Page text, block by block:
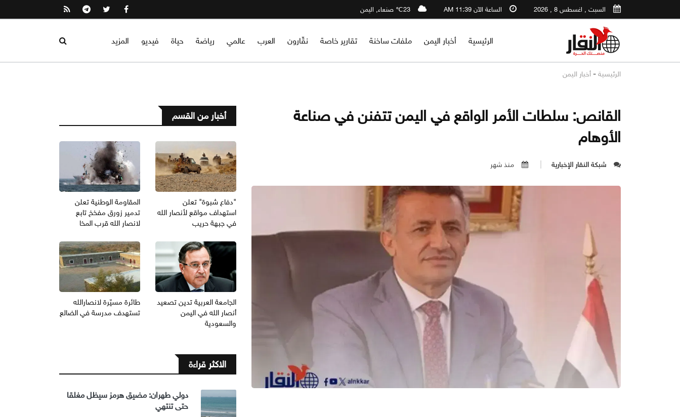
السبت , اغسطس 8 , 2026 الساعة الآن 11:39 AM 23℃ صنعاء, اليمن
الرئيسية أخبار اليمن ملفات ساخنة تقارير خاصة نقّارون العرب عالمي رياضة حياة فيديو المزيد
الرئيسية - أخبار اليمن
القانص: سلطات الأمر الواقع في اليمن تتفنن في صناعة
الأوهام
شبكة النقار الإخبارية منذ شهر
أخبار من القسم
"دفاع شبوة" تعلن
استهداف مواقع لأنصار الله
في جبهة حريب
المقاومة الوطنية تعلن
تدمير زورق مفخخ تابع
لانصار الله قرب المخا
الجامعة العربية تدين تصعيد
أنصار الله في اليمن
والسعودية
طائرة مسيّرة لانصارالله
تستهدف مدرسة في الضالع
الاكثر قراءة
دولي طهران: مضيق هرمز سيظل مغلقا
حتى تنتهي